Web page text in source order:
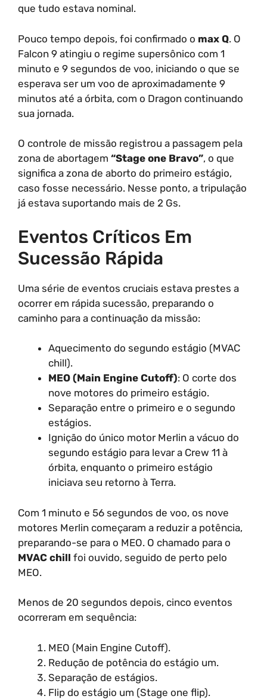
que tudo estava nominal.
Pouco tempo depois, foi confirmado o max Q. O
Falcon 9 atingiu o regime supersônico com 1
minuto e 9 segundos de voo, iniciando o que se
esperava ser um voo de aproximadamente 9
minutos até a órbita, com o Dragon continuando
sua jornada.
O controle de missão registrou a passagem pela
zona de abortagem “Stage one Bravo”, o que
significa a zona de aborto do primeiro estágio,
caso fosse necessário. Nesse ponto, a tripulação
já estava suportando mais de 2 Gs.
Eventos Críticos Em
Sucessão Rápida
Uma série de eventos cruciais estava prestes a
ocorrer em rápida sucessão, preparando o
caminho para a continuação da missão:
Aquecimento do segundo estágio (MVAC
chill).
MEO (Main Engine Cutoff): O corte dos
nove motores do primeiro estágio.
Separação entre o primeiro e o segundo
estágios.
Ignição do único motor Merlin a vácuo do
segundo estágio para levar a Crew 11 à
órbita, enquanto o primeiro estágio
iniciava seu retorno à Terra.
Com 1 minuto e 56 segundos de voo, os nove
motores Merlin começaram a reduzir a potência,
preparando-se para o MEO. O chamado para o
MVAC chill foi ouvido, seguido de perto pelo
MEO.
Menos de 20 segundos depois, cinco eventos
ocorreram em sequência:
MEO (Main Engine Cutoff).
Redução de potência do estágio um.
Separação de estágios.
Flip do estágio um (Stage one flip).